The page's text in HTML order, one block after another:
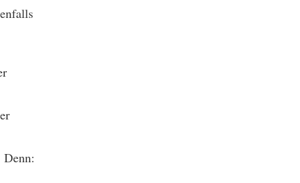
Denn: